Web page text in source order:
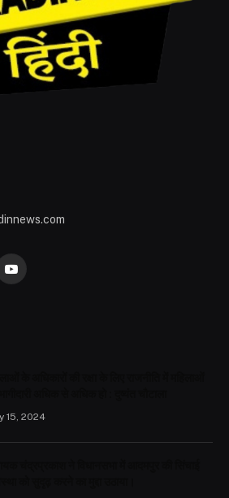
YouTube
15, 2024